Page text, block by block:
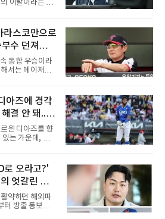
이탈이라는 거
팀에 엄청난 영
뛰어난 기량 탓
적이 되면서 순
남게 됐다.폰세
진의 중심을 완
승을 합작해내
특히 폰세는 다
을 올리며 그에
라스코만으로
수 던져야...
것
통합 우승이라
서는 메이저리
에서 끊이지 않
리그 데뷔 무
틀어막으며 통산
이기는 했으나,
내기에는 아직
다는 분석이다.
구보다 뼈저리
수들을 통제하
아즈에 경각
결 안 돼...벤
윈 디아즈를 향
있는 가운데, 지
리가 거세다. 그
과거의 활약상
왔지만, 이제는
가 팀의 발목을
적이다.시즌 중
시점에서 외국
슬럼프를 넘어
로 오라고?'
엇갈린 거
약하던 해외파
터 방출 통보를